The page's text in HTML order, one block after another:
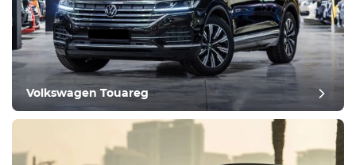
Volkswagen Touareg